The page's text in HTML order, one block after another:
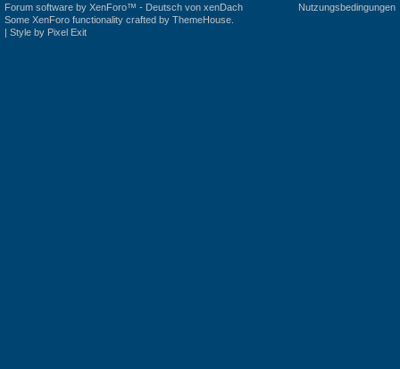
Nutzungsbedingungen
Forum software by XenForo™ - Deutsch von xenDach
Some XenForo functionality crafted by ThemeHouse
| Style by Pixel Exit